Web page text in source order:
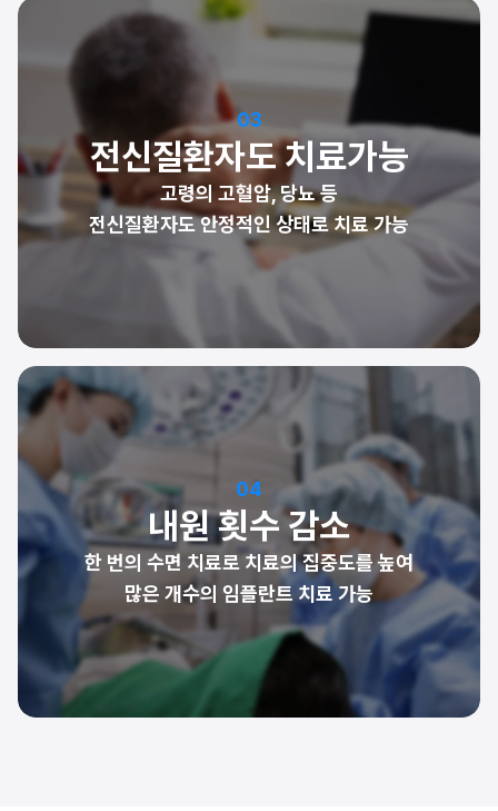
03
전신질환자도 치료가능
고령의 고혈압, 당뇨 등
전신질환자도 안정적인 상태로 치료 가능
04
내원 횟수 감소
한 번의 수면 치료로 치료의 집중도를 높여
많은 개수의 임플란트 치료 가능